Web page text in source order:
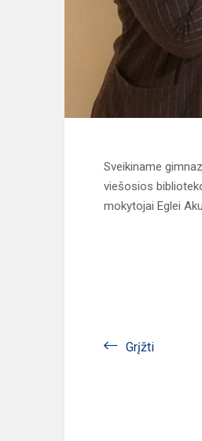
Sveikiname
viešosios
mokytojai Eglei
Grįžti